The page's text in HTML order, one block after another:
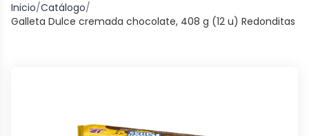
Inicio/Catálogo/
Galleta Dulce cremada chocolate, 408 g (12 u) Redonditas